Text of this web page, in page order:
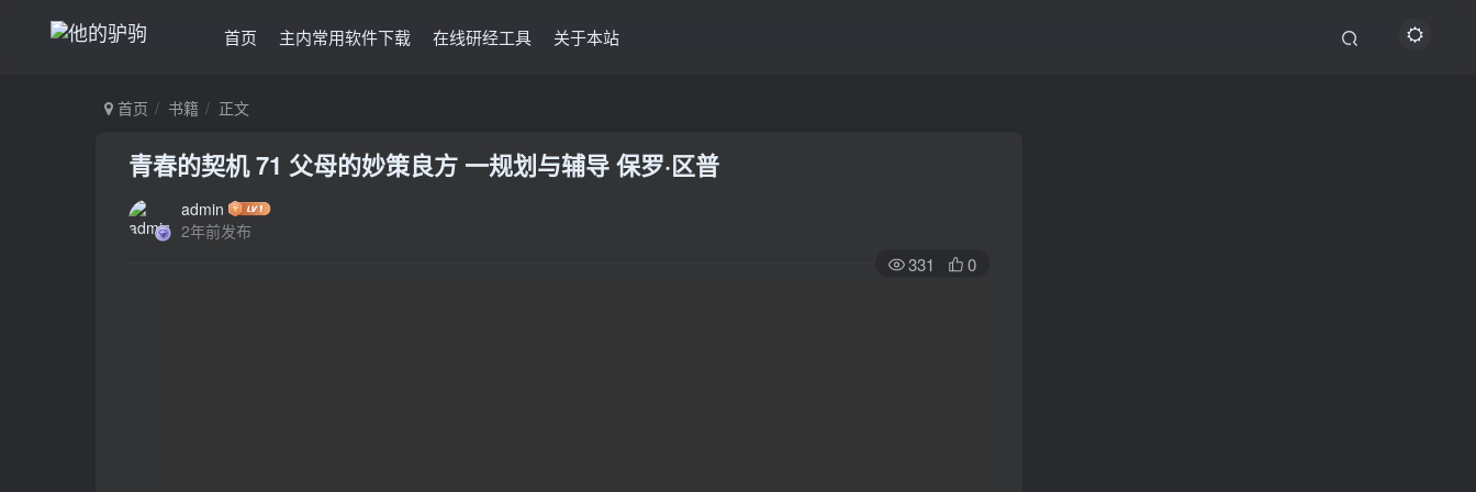
首页 主内常用软件下载 在线研经工具 关于本站
首页 书籍 正文
青春的契机 71 父母的妙策良方 一规划与辅导 保罗·区普
admin
2年前发布
331 0